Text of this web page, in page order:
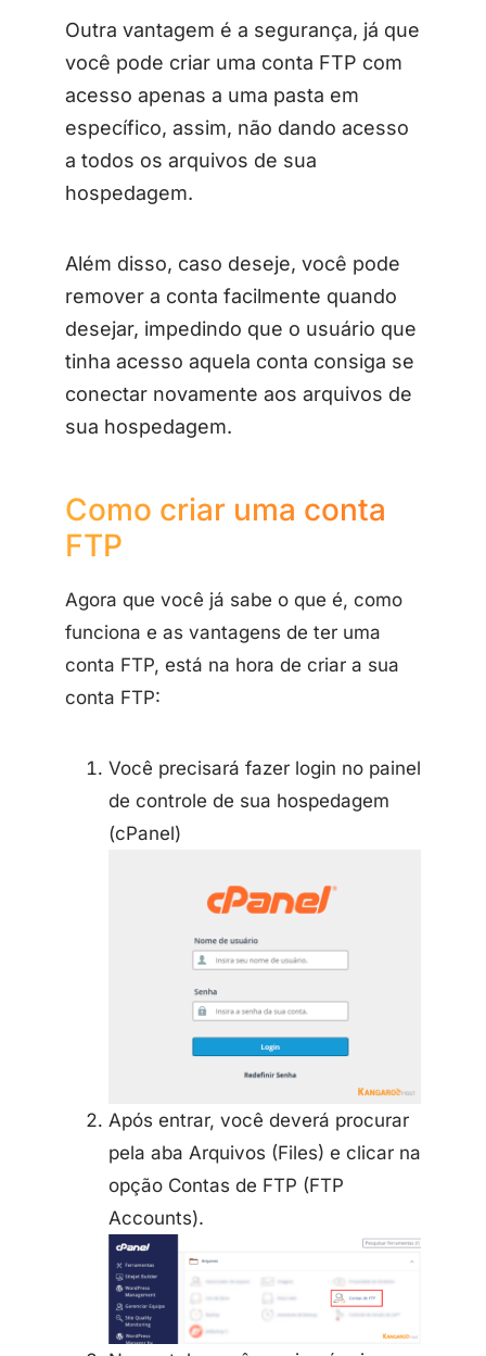
Outra vantagem é a segurança, já que
você pode criar uma conta FTP com
acesso apenas a uma pasta em
específico, assim, não dando acesso
a todos os arquivos de sua
hospedagem.
Além disso, caso deseje, você pode
remover a conta facilmente quando
desejar, impedindo que o usuário que
tinha acesso aquela conta consiga se
conectar novamente aos arquivos de
sua hospedagem.
Como criar uma conta
FTP
Agora que você já sabe o que é, como
funciona e as vantagens de ter uma
conta FTP, está na hora de criar a sua
conta FTP:
Você precisará fazer login no painel
de controle de sua hospedagem
(cPanel)
Após entrar, você deverá procurar
pela aba Arquivos (Files) e clicar na
opção Contas de FTP (FTP
Accounts).